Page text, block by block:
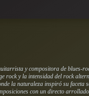
y compositora de blues-
y la intensidad del rock
la naturaleza inspiró su
con un directo